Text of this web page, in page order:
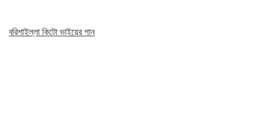
বরিশাইল্লা কিটো ভাইয়ের গান